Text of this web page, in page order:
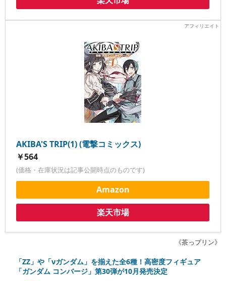
AKIBA'S TRIP(1) (電撃コミックス)
￥564
(価格・在庫状況は記事公開時点のものです)
Amazon
楽天市場
《茶っプリン》
「ZZ」や「νガンダム」を揃えた全6種！高密度フィギュア
「ガンダム コンバージ」第30弾が10月発売決定